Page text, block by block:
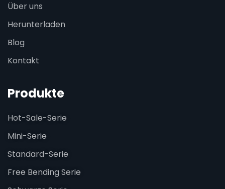
Über uns
Herunterladen
Blog
Kontakt
Produkte
Hot-Sale-Serie
Mini-Serie
Standard-Serie
Free Bending Serie